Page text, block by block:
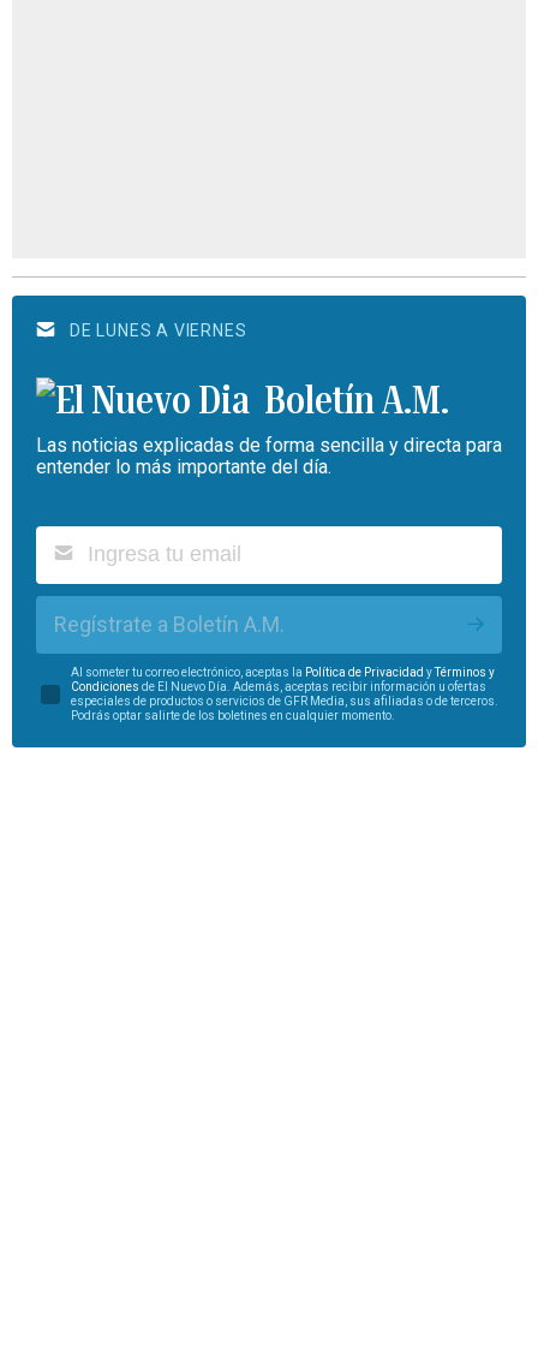
DE LUNES A VIERNES
Boletín A.M.
Las noticias explicadas de forma sencilla y directa para
entender lo más importante del día.
Regístrate a Boletín A.M.
Al someter tu correo electrónico, aceptas la Política de Privacidad yTérminos y
Condiciones de El Nuevo Día. Además, aceptas recibir información u ofertas
especiales de productos o servicios de GFR Media, sus afiliadas o de terceros.
Podrás optar salirte de los boletines en cualquier momento.